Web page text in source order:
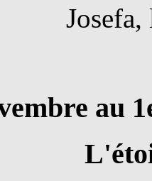
au